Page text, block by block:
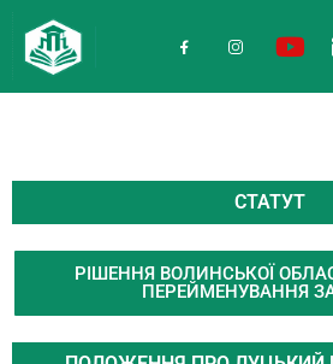
СТАТУТ
РІШЕННЯ ВОЛИНСЬКОЇ
ПЕРЕЙМЕНУВАННЯ